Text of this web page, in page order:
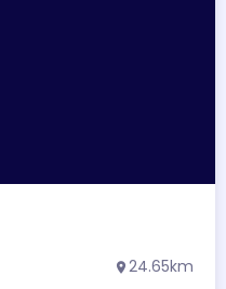
location_on 24.65km